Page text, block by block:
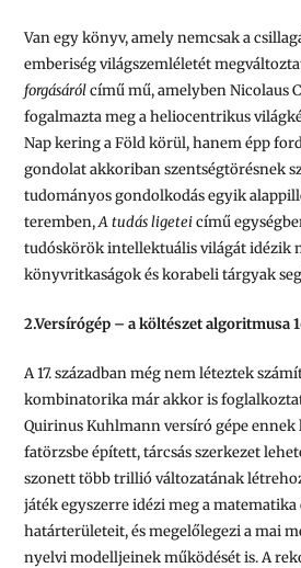
Van egy könyv, amely nemcsak a
emberiség világszemléletét
forgásárólcímű mű, amelyben Nicolaus
fogalmazta meg a heliocentrikus
Nap kering a Föld körül, hanem épp
gondolat akkoriban szentségtörésnek
tudományos gondolkodás egyik
teremben,A tudás ligeteicímű
tudóskörök intellektuális világát idézik
könyvritkaságok és korabeli tárgyak
2.Versírógép – a költészet algoritmusa
A 17. században még nem léteztek
kombinatorika már akkor is
Quirinus Kuhlmann versíró gépe ennek
fatörzsbe épített, tárcsás szerkezet
szonett több trillió változatának
játék egyszerre idézi meg a matematika
határterületeit, és megelőlegezi a mai
nyelvi modelljeinek működését is. A